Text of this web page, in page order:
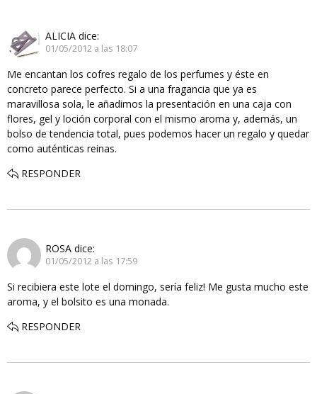
ALICIA dice:
01/05/2012 a las 18:07
Me encantan los cofres regalo de los perfumes y éste en
concreto parece perfecto. Si a una fragancia que ya es
maravillosa sola, le añadimos la presentación en una caja con
flores, gel y loción corporal con el mismo aroma y, además, un
bolso de tendencia total, pues podemos hacer un regalo y quedar
como auténticas reinas.
RESPONDER
ROSA dice:
01/05/2012 a las 17:59
Si recibiera este lote el domingo, sería feliz! Me gusta mucho este
aroma, y el bolsito es una monada.
RESPONDER